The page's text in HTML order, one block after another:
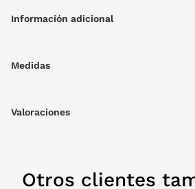
Información adicional
Medidas
Valoraciones
Otros clientes